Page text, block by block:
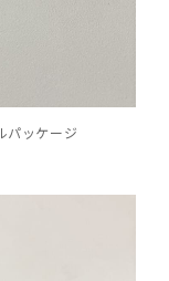
パッケージ